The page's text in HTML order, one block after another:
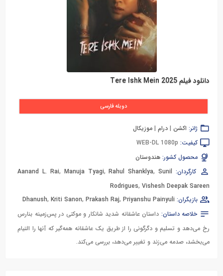
دانلود فیلم Tere Ishk Mein 2025
دوبله فارسی
ژانر: اکشن | درام | موزیکال
کیفیت: WEB-DL 1080p
محصول کشور: هندوستان
کارگردان:
Aanand L. Rai, Manuja Tyagi,Rahul Shanklya,Sunil
Rodrigues, Vishesh Deepak Sareen
بازیگران:
Dhanush, Kriti Sanon, Prakash Raj, Priyanshu Painyuli
خلاصه داستان: داستان عاشقانه شدید شانکار و موکتی در پس‌زمینه بنارس
رخ می‌دهد و تسلیم و دگرگونی را از طریق یک عاشقانه همه‌گیر که آنها را التیام
می‌بخشد، صدمه می‌زند و تغییر می‌دهد، بررسی می‌کند.